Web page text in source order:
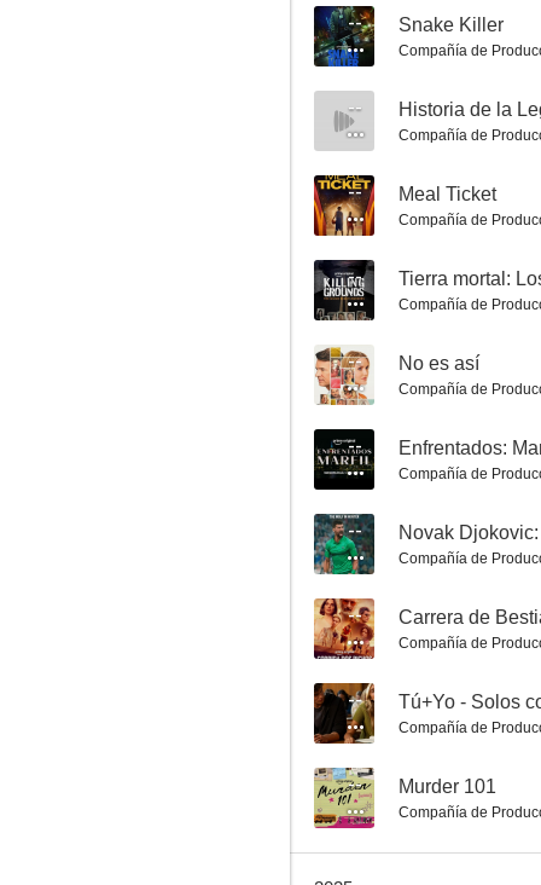
7.6
Spider-Noir
Reina Roja
-- Snake Killer
Compañía de
-- Historia de la
Compañía de
-- Meal Ticket
Compañía de
--
Compañía de
-- No es así
Compañía de
-- Enfrentados:
Compañía de
--
Compañía de
-- Carrera de
Compañía de
-- Tú+Yo - Solos
Compañía de
-- Murder 101
Compañía de